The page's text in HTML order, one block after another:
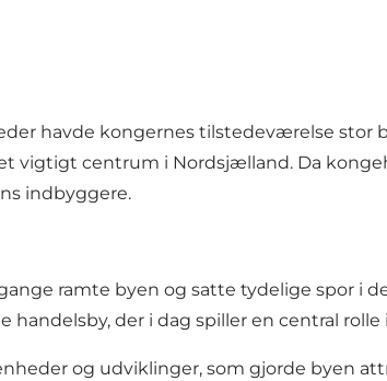
havde kongernes tilstedeværelse stor
vigtigt centrum i Nordsjælland. Da
indbyggere.
ramte byen og satte tydelige spor i
der i dag spiller en central rolle
og udviklinger, som gjorde byen